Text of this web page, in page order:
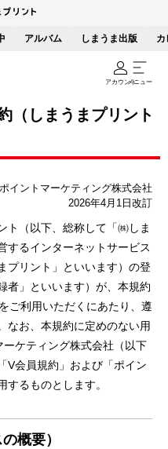
アルバム しまうま出版 カ
アカウントメニュー
（しまうまプリント
イントマーケティング株式会社
2026年4月1日改訂
ト（以下、総称して「㈱しま
するインターネットサービス
プリント」といいます）の登
者」といいます）が、本規約
ご利用いただくにあたり、遵
なお、本規約に定めのない用
ケティング株式会社（以下
V会員規約」および「ポイン
するものとします。
概要）